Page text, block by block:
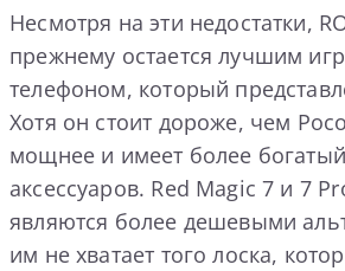
Несмотря на эти недостатки,
прежнему остается лучшим
телефоном, который
Хотя он стоит дороже, чем
мощнее и имеет более
аксессуаров. Red Magic 7 и 7
являются более дешевыми
им не хватает того лоска,